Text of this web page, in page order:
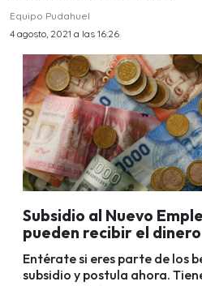
Equipo Pudahuel
4 agosto, 2021 a las 16:26
Subsidio al Nuevo
pueden recibir el dinero
Entérate si eres parte de los
subsidio y postula ahora.